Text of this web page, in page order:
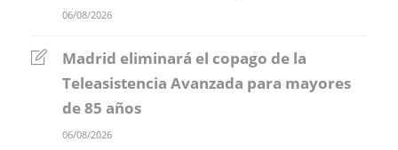
06/08/2026
Madrid eliminará el copago de la
Teleasistencia Avanzada para mayores
de 85 años
06/08/2026